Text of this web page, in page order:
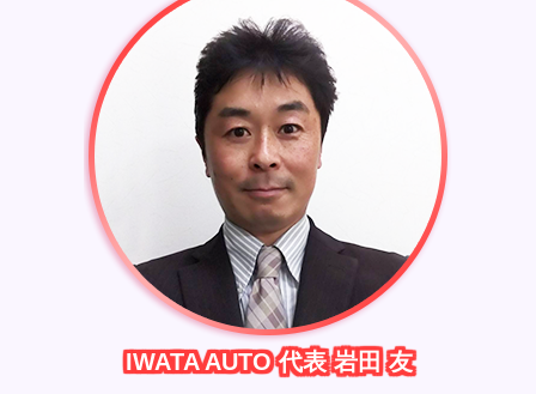
IWATA AUTO 代表 岩田 友